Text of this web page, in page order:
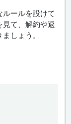
ールを設けて
て、解約や返
しょう。